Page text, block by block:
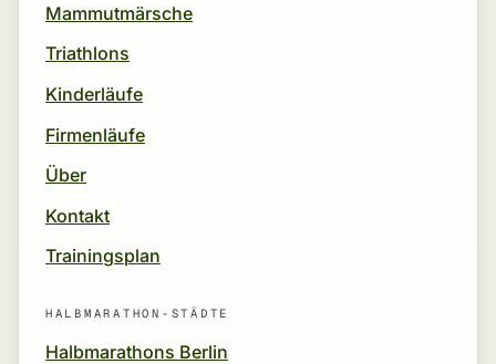
Mammutmärsche
Triathlons
Kinderläufe
Firmenläufe
Über
Kontakt
Trainingsplan
HALBMARATHON-STÄDTE
Halbmarathons Berlin